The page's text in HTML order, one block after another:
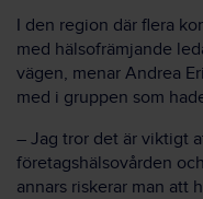
I den region där flera
med hälsofrämjande
vägen, menar Andrea
med i gruppen som
– Jag tror det är viktigt
företagshälsovården
annars riskerar man att